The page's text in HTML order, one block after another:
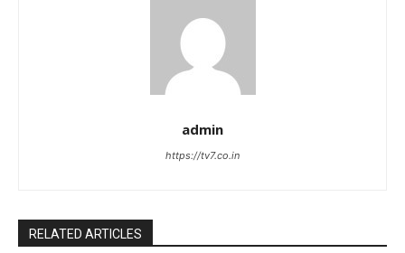
admin
https://tv7.co.in
RELATED ARTICLES